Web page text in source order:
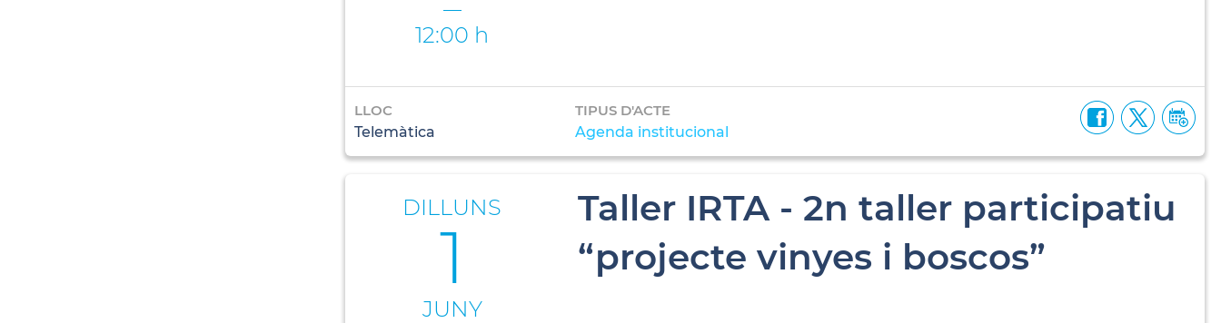
12:00 h
LLOC
Telemàtica
TIPUS D'ACTE
Agenda institucional
DILLUNS
1
JUNY
Taller IRTA - 2n taller participatiu
“projecte vinyes i boscos”